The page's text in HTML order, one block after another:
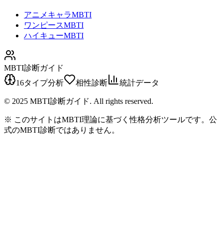
アニメキャラMBTI
ワンピースMBTI
ハイキューMBTI
MBTI診断ガイド
16タイプ分析
相性診断 統計データ
© 2025 MBTI診断ガイド. All rights reserved.
※ このサイトはMBTI理論に基づく性格分析ツールです。公
式のMBTI診断ではありません。